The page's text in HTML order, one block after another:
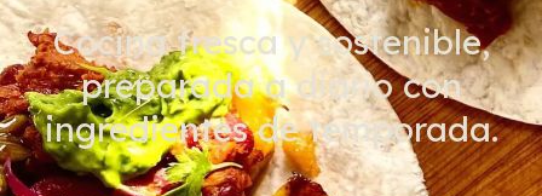
Cocina fresca y sostenible,
preparada a diario con
ingredientes de temporada.